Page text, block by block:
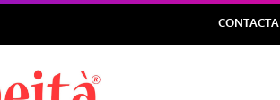
CONTACTA